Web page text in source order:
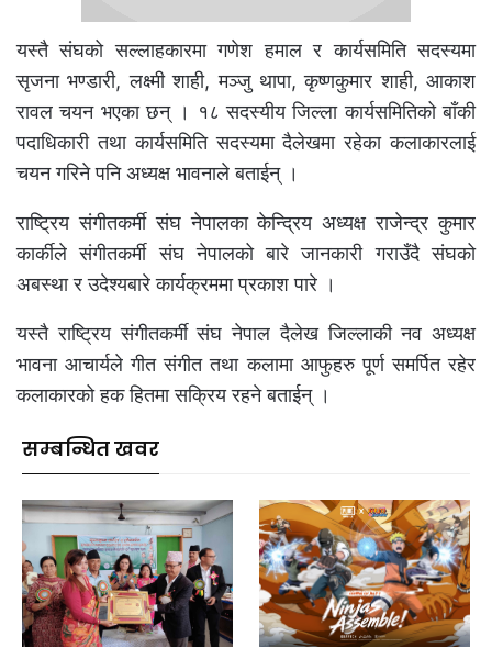
यस्तै संघको सल्लाहकारमा गणेश हमाल र कार्यसमिति सदस्यमा
सृजना भण्डारी, लक्ष्मी शाही, मञ्जु थापा, कृष्णकुमार शाही, आकाश
रावल चयन भएका छन् । १८ सदस्यीय जिल्ला कार्यसमितिको बाँकी
पदाधिकारी तथा कार्यसमिति सदस्यमा दैलेखमा रहेका कलाकारलाई
चयन गरिने पनि अध्यक्ष भावनाले बताईन् ।
राष्ट्रिय संगीतकर्मी संघ नेपालका केन्द्रिय अध्यक्ष राजेन्द्र कुमार
कार्कीले संगीतकर्मी संघ नेपालको बारे जानकारी गराउँदै संघको
अबस्था र उदेश्यबारे कार्यक्रममा प्रकाश पारे ।
यस्तै राष्ट्रिय संगीतकर्मी संघ नेपाल दैलेख जिल्लाकी नव अध्यक्ष
भावना आचार्यले गीत संगीत तथा कलामा आफुहरु पूर्ण समर्पित रहेर
कलाकारको हक हितमा सक्रिय रहने बताईन् ।
सम्बन्धित खवर